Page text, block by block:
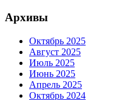
Архивы
Октябрь 2025
Август 2025
Июль 2025
Июнь 2025
Апрель 2025
Октябрь 2024